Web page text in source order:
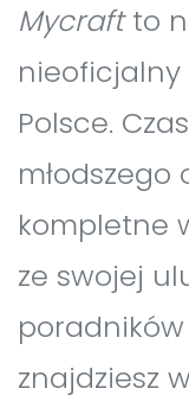
Mycraftto
Polsce.
kompletne
ze swojej
znajdziesz w